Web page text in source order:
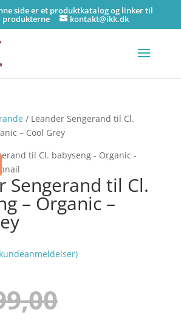
side er et produktkatalog og linker til
produkterne kontakt@ikk.dk
/ Leander Sengerand til Cl.
– Cool Grey
Sengerand til Cl.
– Organic –
kundeanmeldelser)